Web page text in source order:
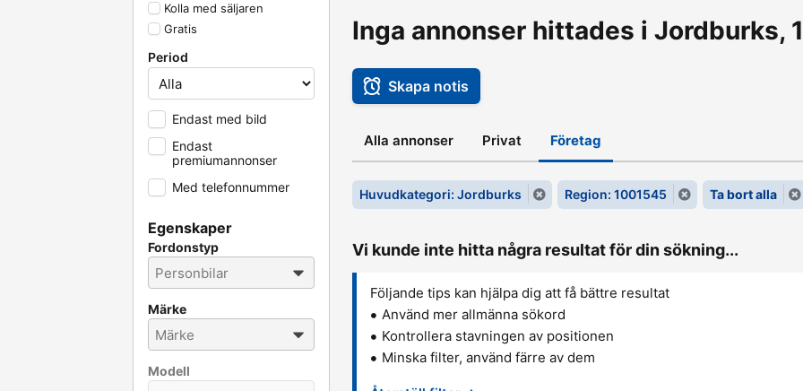
Kolla med säljaren
Gratis
Period
Endast med bild
Endast
premiumannonser
Med telefonnummer
Egenskaper
Fordonstyp
Märke
Modell
Inga annonser hittades i Jordburks,
Skapa notis
Alla annonser Privat Företag
Huvudkategori: Jordburks Region: 1001545 Ta bort alla
Vi kunde inte hitta några resultat för din sökning...
Följande tips kan hjälpa dig att få bättre resultat
Använd mer allmänna sökord
Kontrollera stavningen av positionen
Minska filter, använd färre av dem